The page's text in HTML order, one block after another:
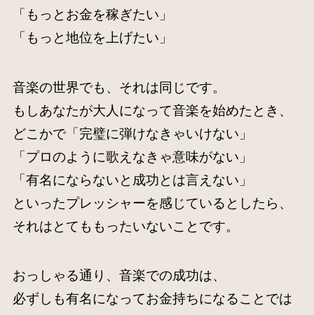
「もっとお金を稼ぎたい」
「もっと地位を上げたい」
音楽の世界でも、それは同じです。
もしあなたが大人になって音楽を始めたとき、
どこかで「完璧に弾けなきゃいけない」
「プロのように歌えなきゃ意味がない」
「有名にならないと成功とは言えない」
といったプレッシャーを感じているとしたら、
それはとてももったいないことです。
おっしゃる通り、音楽での成功は、
必ずしも有名になってお金持ちになることでは